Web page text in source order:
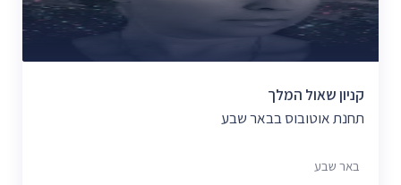
קניון שאול המלך
תחנת אוטובוס בבאר שבע
באר שבע